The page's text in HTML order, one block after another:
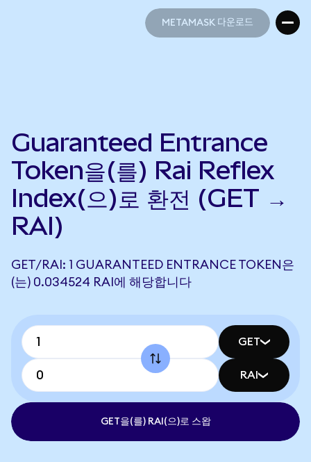
METAMASK 다운로드
Guaranteed Entrance
Token을(를) Rai Reflex
Index(으)로 환전 (GET →
RAI)
GET/RAI: 1 GUARANTEED ENTRANCE TOKEN은
(는) 0.034524 RAI에 해당합니다
GET
RAI
GET을(를) RAI(으)로 스왑